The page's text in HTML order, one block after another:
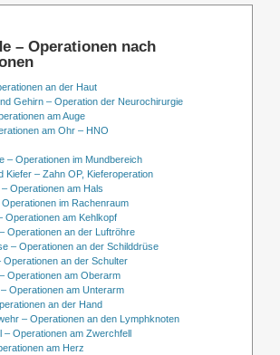
– Operationen nach
an der Haut
Gehirn – Operation der Neurochirurgie
am Auge
am Ohr – HNO
– Operationen im Mundbereich
Kiefer – Zahn OP, Kieferoperation
Operationen am Hals
im Rachenraum
Operationen am Kehlkopf
Operationen an der Luftröhre
– Operationen an der Schilddrüse
Operationen an der Schulter
Operationen am Oberarm
Operationen am Unterarm
an der Hand
– Operationen an den Lymphknoten
– Operationen am Zwerchfell
am Herz